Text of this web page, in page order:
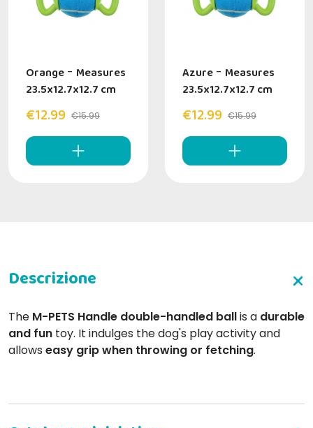
Orange - Measures
23.5x12.7x12.7 cm
€12.99 €15.99
Azure - Measures
23.5x12.7x12.7 cm
€12.99 €15.99
The M-PETS Handle double-handled ballis a durable
and fun toy. It indulges the dog's play activity and
allows easy grip when throwing or fetching.